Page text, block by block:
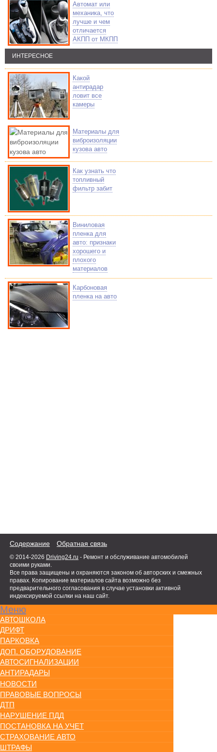
Автомат или
механика, что
лучше и чем
отличается
АКПП от МКПП
ИНТЕРЕСНОЕ
Какой
антирадар
ловит все
камеры
Материалы для
виброизоляции
кузова авто
Как узнать что
топливный
фильтр забит
Виниловая
пленка для
авто: признаки
хорошего и
плохого
материалов
Карбоновая
пленка на авто
Содержание Обратная связь
© 2014-2026 Driving24.ru - Ремонт и обслуживание автомобилей
своими руками.
Все права защищены и охраняются законом об авторских и смежных
правах. Копирование материалов сайта возможно без
предварительного согласования в случае установки активной
индексируемой ссылки на наш сайт.
Меню
АВТОШКОЛА
ДРИФТ
ПАРКОВКА
ДОП. ОБОРУДОВАНИЕ
АВТОСИГНАЛИЗАЦИИ
АНТИРАДАРЫ
НОВОСТИ
ПРАВОВЫЕ ВОПРОСЫ
ДТП
НАРУШЕНИЕ ПДД
ПОСТАНОВКА НА УЧЕТ
СТРАХОВАНИЕ АВТО
ШТРАФЫ